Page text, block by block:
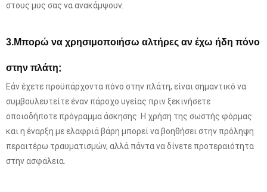
στους μυς σας να ανακάμψουν.
3.Μπορώ να χρησιμοποιήσω αλτήρες αν έχω ήδη πόνο
στην πλάτη;
Εάν έχετε προϋπάρχοντα πόνο στην πλάτη, είναι σημαντικό να
συμβουλευτείτε έναν πάροχο υγείας πριν ξεκινήσετε
οποιοδήποτε πρόγραμμα άσκησης. Η χρήση της σωστής φόρμας
και η έναρξη με ελαφριά βάρη μπορεί να βοηθήσει στην πρόληψη
περαιτέρω τραυματισμών, αλλά πάντα να δίνετε προτεραιότητα
στην ασφάλεια.